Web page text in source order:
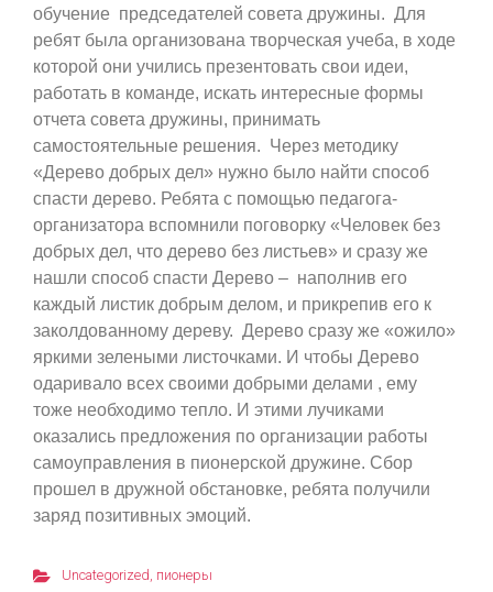
обучение председателей совета дружины. Для
ребят была организована творческая учеба, в ходе
которой они учились презентовать свои идеи,
работать в команде, искать интересные формы
отчета совета дружины, принимать
самостоятельные решения. Через методику
«Дерево добрых дел» нужно было найти способ
спасти дерево. Ребята с помощью педагога-
организатора вспомнили поговорку «Человек без
добрых дел, что дерево без листьев» и сразу же
нашли способ спасти Дерево – наполнив его
каждый листик добрым делом, и прикрепив его к
заколдованному дереву. Дерево сразу же «ожило»
яркими зелеными листочками. И чтобы Дерево
одаривало всех своими добрыми делами , ему
тоже необходимо тепло. И этими лучиками
оказались предложения по организации работы
самоуправления в пионерской дружине. Сбор
прошел в дружной обстановке, ребята получили
заряд позитивных эмоций.
Uncategorized, пионеры